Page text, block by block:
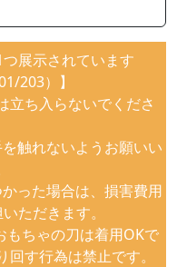
展示されています
203）】
立ち入らないでくださ
触れないようお願いい
った場合は、損害費用
ただきます。
もちゃの刀は着用OKで
す行為は禁止です。